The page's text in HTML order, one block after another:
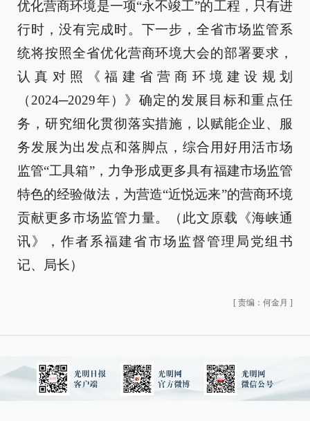
优化营商环境是一项“永不竣工”的工程，只有进
行时，没有完成时。下一步，全省市场监管系
统将按照全省优化营商环境大会的部署要求，
认真对照《福建省营商环境建设规划
（2024─2029年）》确定的发展目标和重点任
务，研究细化贯彻落实措施，以赋能企业、服
务发展为出发点和落脚点，综合用好用活市场
监管“工具箱”，力争形成更多具有福建市场监管
特色的经验做法，为营造“近悦远来”的营商环境
贡献更多市场监管力量。（此文原载《海峡通
讯》，作者系福建省市场监督管理局党组书
记、局长）
[ 责编：何金月 ]